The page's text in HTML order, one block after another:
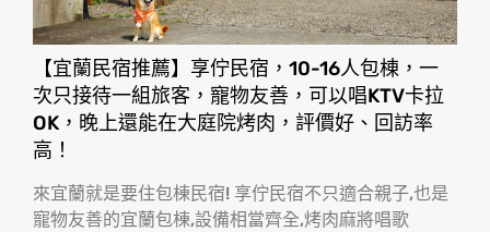
【宜蘭民宿推薦】享佇民宿，10-16人包棟，一
次只接待一組旅客，寵物友善，可以唱KTV卡拉
OK，晚上還能在大庭院烤肉，評價好、回訪率
高！
來宜蘭就是要住包棟民宿! 享佇民宿不只適合親子,也是
寵物友善的宜蘭包棟,設備相當齊全,烤肉麻將唱歌